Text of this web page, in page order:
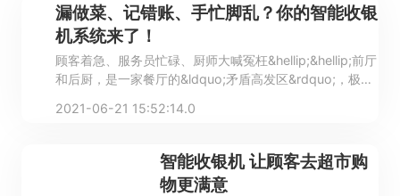
漏做菜、记错账、手忙脚乱？你的智能收银
机系统来了！
顾客着急、服务员忙碌、厨师大喊冤枉&hellip;&hellip;前厅
和后厨，是一家餐厅的&ldquo;矛盾高发区&rdquo;，极大
救你，我的餐厅？当当当，你的救星&mdash;&mdash;智
&rdquo;，让日常运营事半功倍！
2021-06-21 15:52:14.0
智能收银机 让顾客去超市购
物更满意